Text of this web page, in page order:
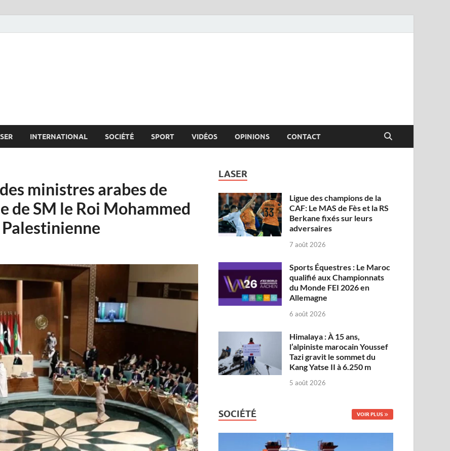
INTERNATIONAL SOCIÉTÉ SPORT VIDÉOS OPINIONS CONTACT
ministres arabes de
de SM le Roi Mohammed
LASER
Ligue des champions de la
CAF: Le MAS de Fès et la RS
Berkane fixés sur leurs
adversaires
7 août 2026
Sports Équestres : Le Maroc
qualifié aux Championnats
du Monde FEI 2026 en
Allemagne
6 août 2026
Himalaya : À 15 ans,
l’alpiniste marocain Youssef
Tazi gravit le sommet du
Kang Yatse II à 6.250 m
5 août 2026
SOCIÉTÉ VOIR PLUS